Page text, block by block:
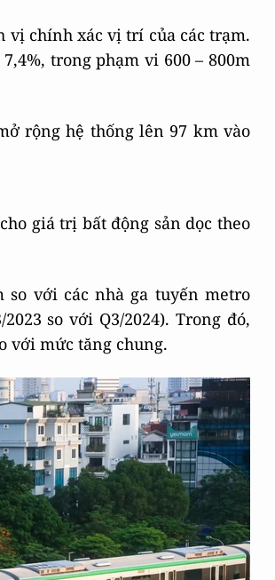
vị chính xác vị trí của các trạm.
trong phạm vi 600 – 800m
rộng hệ thống lên 97 km vào
giá trị bất động sản dọc theo
với các nhà ga tuyến metro
so với Q3/2024). Trong đó,
với mức tăng chung.